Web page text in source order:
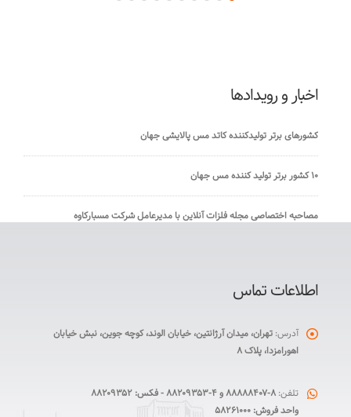
اخبار و رویدادها
کشورهای برتر تولیدکننده کاتد مس پالایشی جهان
۱۰ کشور برتر تولید کننده مس جهان
مصاحبه اختصاصی مجله فلزات آنلاین با مدیرعامل شرکت مسبارکاوه
اطلاعات تماس
آدرس: تهران، میدان آرژانتین، خیابان الوند، کوچه جوین، نبش خیابان
اهورامزدا، پلاک ۸
تلفن: ۸-۸۸۸۸۸۴۰۷ و ۴-۸۸۲۰۹۳۵۳ - فکس: ۸۸۲۰۹۳۵۲
واحد فروش: ۵۸۲۶۱۰۰۰